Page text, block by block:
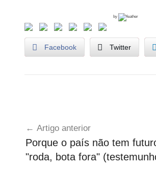
by
Facebook Twitter
c
a
t
artigos
Artigo anterior
Porque o país não tem
"roda, bota fora"